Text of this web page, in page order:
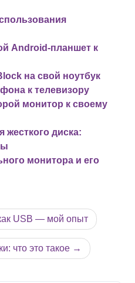
Android-планшет к
на свой ноутбук
к телевизору
монитор к своему
жесткого диска:
монитора и его
USB — мой опыт
что это такое